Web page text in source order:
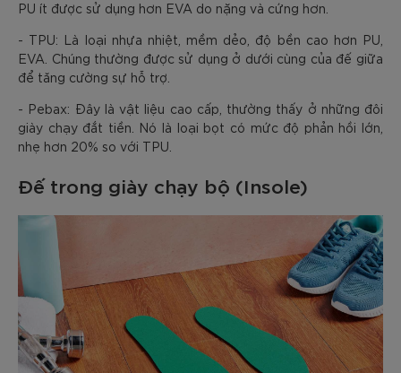
PU ít được sử dụng hơn EVA do nặng và cứng hơn.
- TPU: Là loại nhựa nhiệt, mềm dẻo, độ bền cao hơn PU,
EVA. Chúng thường được sử dụng ở dưới cùng của đế giữa
để tăng cường sự hỗ trợ.
- Pebax: Đây là vật liệu cao cấp, thường thấy ở những đôi
giày chạy đắt tiền. Nó là loại bọt có mức độ phản hồi lớn,
nhẹ hơn 20% so với TPU.
Đế trong giày chạy bộ (Insole)